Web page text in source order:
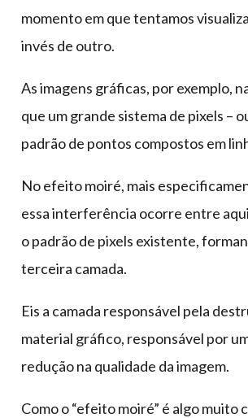
calçados,
momento em que tentamos
invés de outro.
As imagens gráficas, por exemplo,
que um grande sistema de pixels –
padrão de pontos compostos em
No efeito moiré, mais
essa interferência ocorre entre
o padrão de pixels existente,
terceira camada.
Eis a camada responsável pela
material gráfico, responsável por
redução na qualidade da imagem.
Como o “efeito moiré” é algo muito